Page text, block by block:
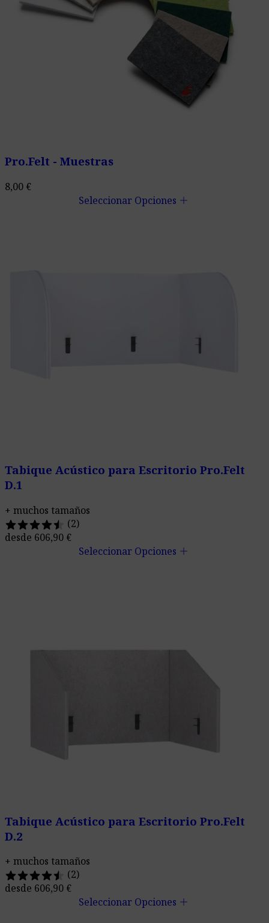
Pro.Felt - Muestras
8,00 €
Seleccionar Opciones add
Tabique Acústico para Escritorio Pro.Felt
D.1
+ muchos tamaños
(2)
desde 606,90 €
Seleccionar Opciones add
Tabique Acústico para Escritorio Pro.Felt
D.2
+ muchos tamaños
(2)
desde 606,90 €
Seleccionar Opciones add